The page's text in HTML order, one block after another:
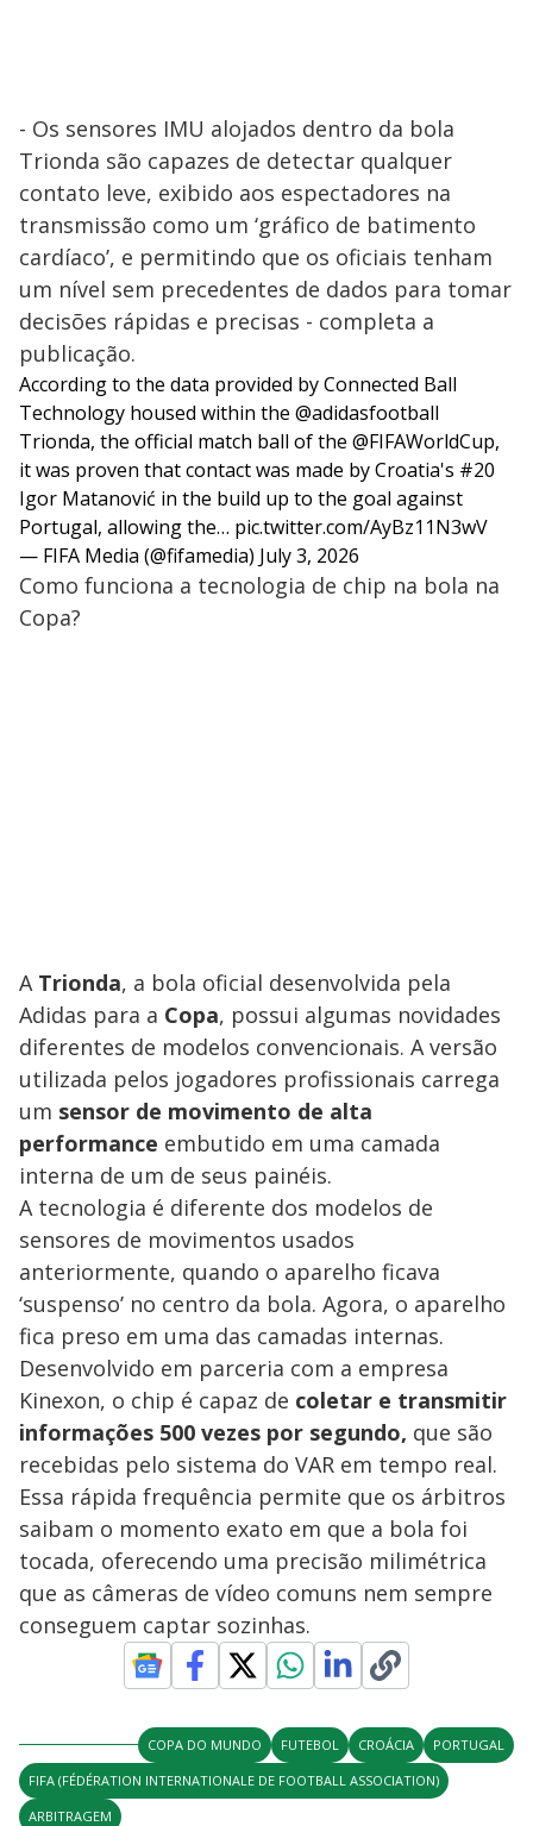
- Os sensores IMU alojados dentro da bola
Trionda são capazes de detectar qualquer
contato leve, exibido aos espectadores na
transmissão como um ‘gráfico de batimento
cardíaco’, e permitindo que os oficiais tenham
um nível sem precedentes de dados para tomar
decisões rápidas e precisas - completa a
publicação.
According to the data provided by Connected Ball
Technology housed within the @adidasfootball
Trionda, the official match ball of the @FIFAWorldCup,
it was proven that contact was made by Croatia's #20
Igor Matanović in the build up to the goal against
Portugal, allowing the… pic.twitter.com/AyBz11N3wV
— FIFA Media (@fifamedia) July 3, 2026
Como funciona a tecnologia de chip na bola na
Copa?
A Trionda, a bola oficial desenvolvida pela
Adidas para a Copa, possui algumas novidades
diferentes de modelos convencionais. A versão
utilizada pelos jogadores profissionais carrega
um sensor de movimento de alta
performance embutido em uma camada
interna de um de seus painéis.
A tecnologia é diferente dos modelos de
sensores de movimentos usados
anteriormente, quando o aparelho ficava
‘suspenso’ no centro da bola. Agora, o aparelho
fica preso em uma das camadas internas.
Desenvolvido em parceria com a empresa
Kinexon, o chip é capaz de coletar e transmitir
informações 500 vezes por segundo, que são
recebidas pelo sistema do VAR em tempo real.
Essa rápida frequência permite que os árbitros
saibam o momento exato em que a bola foi
tocada, oferecendo uma precisão milimétrica
que as câmeras de vídeo comuns nem sempre
conseguem captar sozinhas.
COPA DO MUNDO FUTEBOL CROÁCIA
PORTUGAL
FIFA (FÉDÉRATION INTERNATIONALE DE FOOTBALL ASSOCIATION)
ARBITRAGEM